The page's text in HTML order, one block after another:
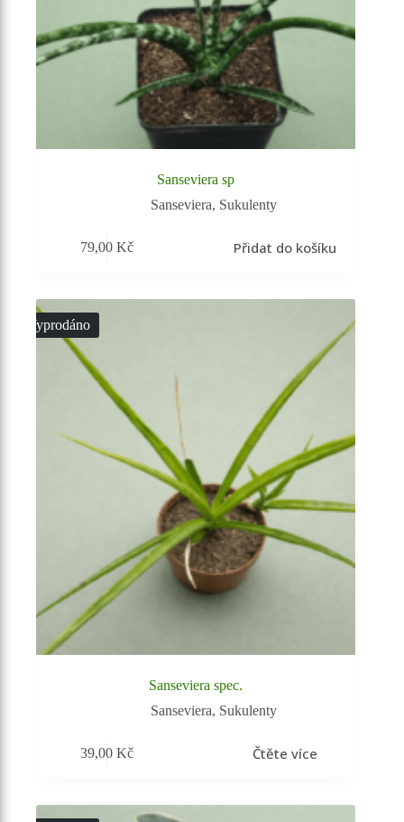
Sanseviera sp
Sanseviera, Sukulenty
79,00Kč Přidat do košíku
Vyprodáno
Sanseviera spec.
Sanseviera, Sukulenty
39,00Kč Čtěte více